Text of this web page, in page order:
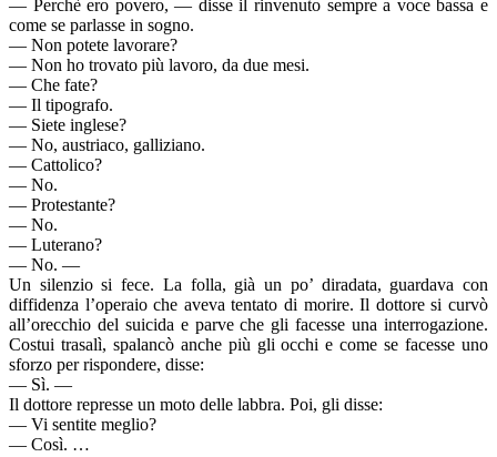
— Perchè ero povero, — disse il rinvenuto sempre a voce bassa e
come se parlasse in sogno.
— Non potete lavorare?
— Non ho trovato più lavoro, da due mesi.
— Che fate?
— Il tipografo.
— Siete inglese?
— No, austriaco, galliziano.
— Cattolico?
— No.
— Protestante?
— No.
— Luterano?
— No. —
Un silenzio si fece. La folla, già un po’ diradata, guardava con
diffidenza l’operaio che aveva tentato di morire. Il dottore si curvò
all’orecchio del suicida e parve che gli facesse una interrogazione.
Costui trasalì, spalancò anche più gli occhi e come se facesse uno
sforzo per rispondere, disse:
— Sì. —
Il dottore represse un moto delle labbra. Poi, gli disse:
— Vi sentite meglio?
— Così. …